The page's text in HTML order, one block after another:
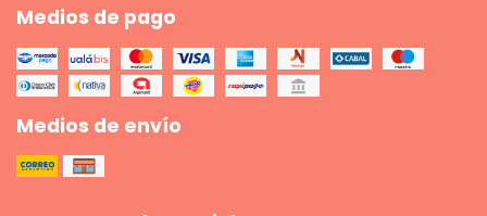
Medios de pago
Medios de envío